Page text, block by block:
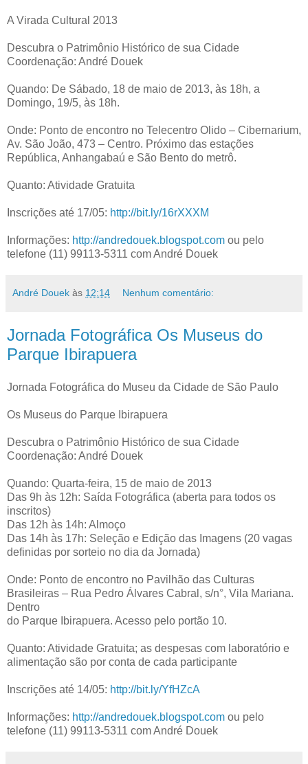
A Virada Cultural 2013
Descubra o Patrimônio Histórico de sua Cidade
Coordenação: André Douek
Quando: De Sábado, 18 de maio de 2013, às 18h, a
Domingo, 19/5, às 18h.
Onde: Ponto de encontro no Telecentro Olido – Cibernarium,
Av. São João, 473 – Centro. Próximo das estações
República, Anhangabaú e São Bento do metrô.
Quanto: Atividade Gratuita
Inscrições até 17/05: http://bit.ly/16rXXXM
Informações: http://andredouek.blogspot.com ou pelo
telefone (11) 99113-5311 com André Douek
André Douek às 12:14 Nenhum comentário:
Jornada Fotográfica Os Museus do
Parque Ibirapuera
Jornada Fotográfica do Museu da Cidade de São Paulo
Os Museus do Parque Ibirapuera
Descubra o Patrimônio Histórico de sua Cidade
Coordenação: André Douek
Quando: Quarta-feira, 15 de maio de 2013
Das 9h às 12h: Saída Fotográfica (aberta para todos os
inscritos)
Das 12h às 14h: Almoço
Das 14h às 17h: Seleção e Edição das Imagens (20 vagas
definidas por sorteio no dia da Jornada)
Onde: Ponto de encontro no Pavilhão das Culturas
Brasileiras – Rua Pedro Álvares Cabral, s/n°, Vila Mariana.
Dentro
do Parque Ibirapuera. Acesso pelo portão 10.
Quanto: Atividade Gratuita; as despesas com laboratório e
alimentação são por conta de cada participante
Inscrições até 14/05: http://bit.ly/YfHZcA
Informações: http://andredouek.blogspot.com ou pelo
telefone (11) 99113-5311 com André Douek